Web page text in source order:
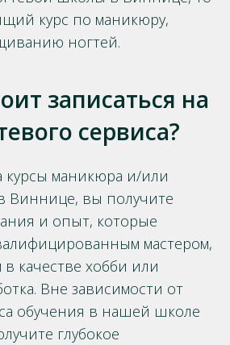
курс по маникюру,
ногтей.
записаться на
сервиса?
курсы маникюра и/или
Виннице, вы получите
и опыт, которые
мастером,
в качестве хобби или
Вне зависимости от
обучения в нашей школе
глубокое